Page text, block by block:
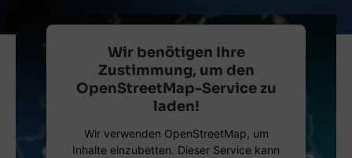
Wir benötigen Ihre
Zustimmung, um den
OpenStreetMap-Service zu
laden!
Wir verwenden OpenStreetMap, um
Inhalte einzubetten. Dieser Service kann